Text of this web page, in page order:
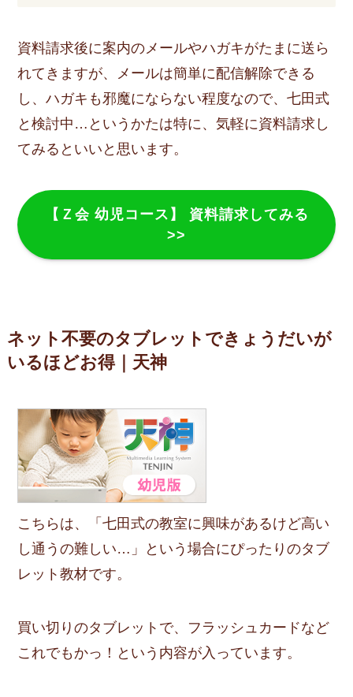
資料請求後に案内のメールやハガキがたまに送ら
れてきますが、メールは簡単に配信解除できる
し、ハガキも邪魔にならない程度なので、七田式
と検討中…というかたは特に、気軽に資料請求し
てみるといいと思います。
【Ｚ会 幼児コース】 資料請求してみる
>>
ネット不要のタブレットできょうだいが
いるほどお得｜天神
こちらは、「七田式の教室に興味があるけど高い
し通うの難しい…」という場合にぴったりのタブ
レット教材です。
買い切りのタブレットで、フラッシュカードなど
これでもかっ！という内容が入っています。